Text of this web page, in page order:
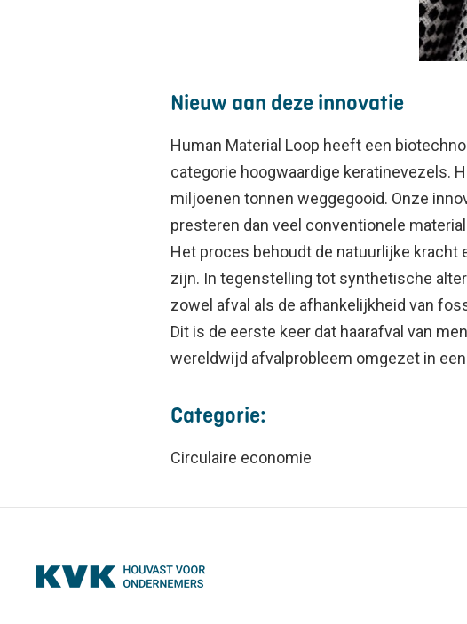
Nieuw aan deze innovatie
Human Material Loop heeft een
categorie hoogwaardige keratinevezels.
miljoenen tonnen weggegooid. Onze
presteren dan veel conventionele
Het proces behoudt de natuurlijke kracht
zijn. In tegenstelling tot synthetische
zowel afval als de afhankelijkheid van
Dit is de eerste keer dat haarafval van
wereldwijd afvalprobleem omgezet in
Categorie:
Circulaire economie